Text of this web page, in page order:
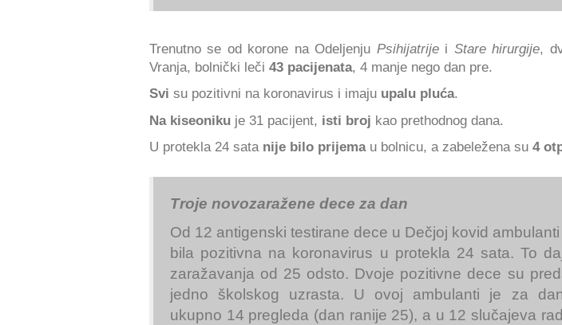
Trenutno se od korone na Odeljenju Psihijatrijei Stare hirurgije,
Vranja, bolnički leči 43 pacijenata, 4 manje nego dan pre.
Svi su pozitivni na koronavirus i imaju upalu pluća.
Na kiseoniku je 31 pacijent, isti broj kao prethodnog dana.
U protekla 24 sata nije bilo prijemau bolnicu, a zabeležena su 4
Troje novozaražene dece za dan
Od 12 antigenski testirane dece u Dečjoj kovid
bila pozitivna na koronavirus u protekla 24 sata. To
zaražavanja od 25 odsto. Dvoje pozitivne dece su
jedno školskog uzrasta. U ovoj ambulanti je za
ukupno 14 pregleda (dan ranije 25), a u 12 slučajeva